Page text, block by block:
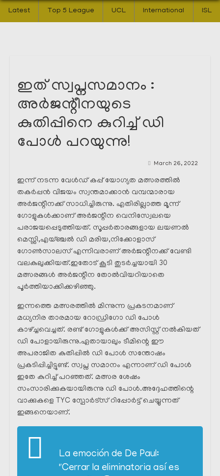
Latest Top 5 League UCL International ISL
ഇത് സ്വപ്നസമാനം :
അർജന്റീനയുടെ
കുതിപ്പിനെ കുറിച്ച് ഡി
പോൾ പറയുന്നു!
March 26, 2022
ഇന്ന് നടന്ന വേൾഡ് കപ്പ് യോഗ്യത മത്സരത്തിൽ
തകർപ്പൻ വിജയം സ്വന്തമാക്കാൻ വമ്പന്മാരായ
അർജന്റീനക്ക് സാധിച്ചിരുന്നു. എതിരില്ലാത്ത മൂന്ന്
ഗോളുകൾക്കാണ് അർജന്റീന വെനിസ്വേലയെ
പരാജയപ്പെടുത്തിയത്. സൂപ്പർതാരങ്ങളായ ലയണൽ
മെസ്സി,എയ്ഞ്ചൽ ഡി മരിയ,നിക്കോളാസ്
ഗോൺസാലസ് എന്നിവരാണ് അർജന്റീനക്ക് വേണ്ടി
വലകുലുക്കിയത്.ഇതോട് കൂടി തുടർച്ചയായി 30
മത്സരങ്ങൾ അർജന്റീന തോൽവിയറിയാതെ
പൂർത്തിയാക്കിക്കഴിഞ്ഞു.
ഇന്നത്തെ മത്സരത്തിൽ മിന്നുന്ന പ്രകടനമാണ്
മധ്യനിര താരമായ റോഡ്രിഗോ ഡി പോൾ
കാഴ്ച്ചവെച്ചത്. രണ്ട് ഗോളുകൾക്ക് അസിസ്റ്റ് നൽകിയത്
ഡി പോളായിരുന്നു.ഏതായാലും ടീമിന്റെ ഈ
അപരാജിത കുതിപ്പിൽ ഡി പോൾ സന്തോഷം
പ്രകടിപ്പിച്ചിട്ടുണ്ട്. സ്വപ്ന സമാനം എന്നാണ് ഡി പോൾ
ഇതേ കുറിച്ച് പറഞ്ഞത്. മത്സര ശേഷം
സംസാരിക്കുകയായിരുന്നു ഡി പോൾ.അദ്ദേഹത്തിന്റെ
വാക്കുകളെ TYC സ്പോർട്സ് റിപ്പോർട്ട് ചെയ്യുന്നത്
ഇങ്ങനെയാണ്.
La emoción de De Paul:
"Cerrar la eliminatoria así es